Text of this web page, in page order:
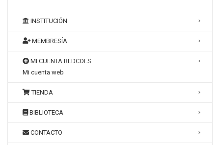
INSTITUCIÓN
MEMBRESÍA
MI CUENTA REDCOES
Mi cuenta web
TIENDA
BIBLIOTECA
CONTACTO